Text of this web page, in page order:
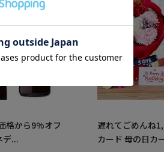
格から9%オフ
...
遅れてごめんね
カード 母の日カ